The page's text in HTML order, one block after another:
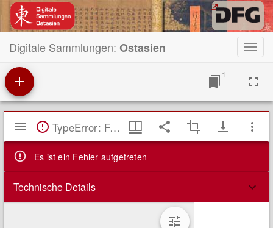
Digitale Sammlungen: Ostasien
1
Mirador
Viewer TypeError: Failed to fetch
Es ist ein Fehler aufgetreten
Technische Details